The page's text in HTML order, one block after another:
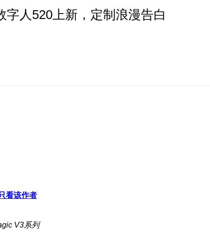
字人520上新，定制浪漫告白
看该作者
V3系列